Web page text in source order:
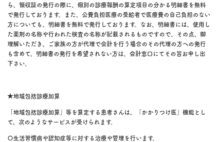
ら、領収証の発行の際に、個別の診療報酬の算定項目の分かる明細書を無料
で発行しております。また、公費負担医療の受給者で医療費の自己負担のない
方についても、明細書を無料で発行しております。なお、明細書には、使用し
た薬剤の名称や行われた検査の名称が記載されるものですので、その点、御
理解いただき、ご家族の方が代理で会計を行う場合のその代理の方への発行
も含めて、明細書の発行を希望されない方は、会計窓口にてその旨お申し出
下さい。
★地域包括診療加算
「地域包括診療加算」等を算定する患者さんは、「かかりつけ医」機能とし
て、次のようなサービスが受けられます。
〇生活習慣病や認知症等に対する治療や管理を行います。